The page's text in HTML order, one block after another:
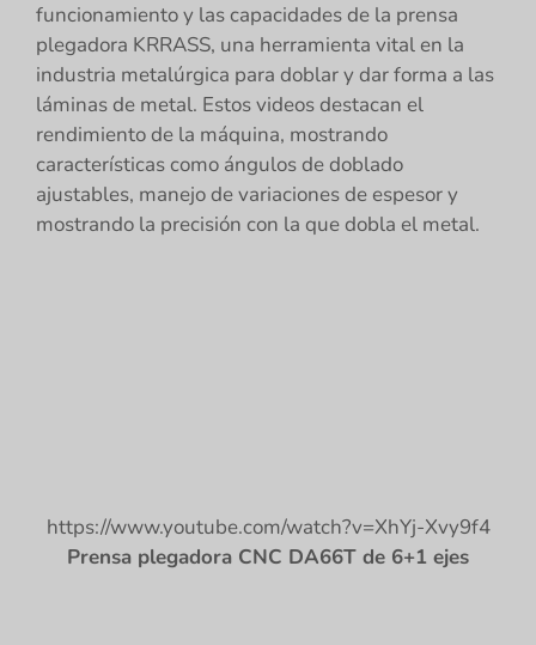
funcionamiento y las capacidades de la prensa
plegadora KRRASS, una herramienta vital en la
industria metalúrgica para doblar y dar forma a las
láminas de metal. Estos videos destacan el
rendimiento de la máquina, mostrando
características como ángulos de doblado
ajustables, manejo de variaciones de espesor y
mostrando la precisión con la que dobla el metal.
https://www.youtube.com/watch?v=XhYj-Xvy9f4
Prensa plegadora CNC DA66T de 6+1 ejes